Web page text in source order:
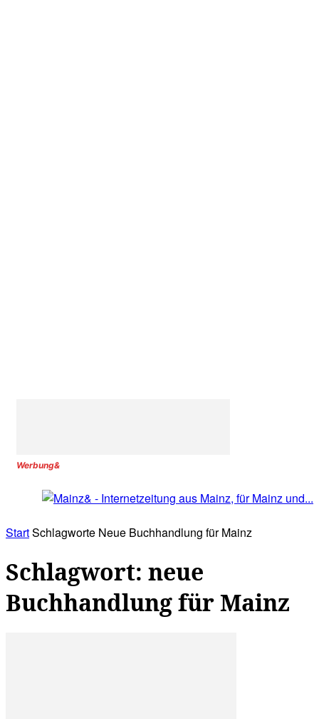
Werbung&
StartSchlagworte Neue Buchhandlung für Mainz
Schlagwort: neue
Buchhandlung für Mainz